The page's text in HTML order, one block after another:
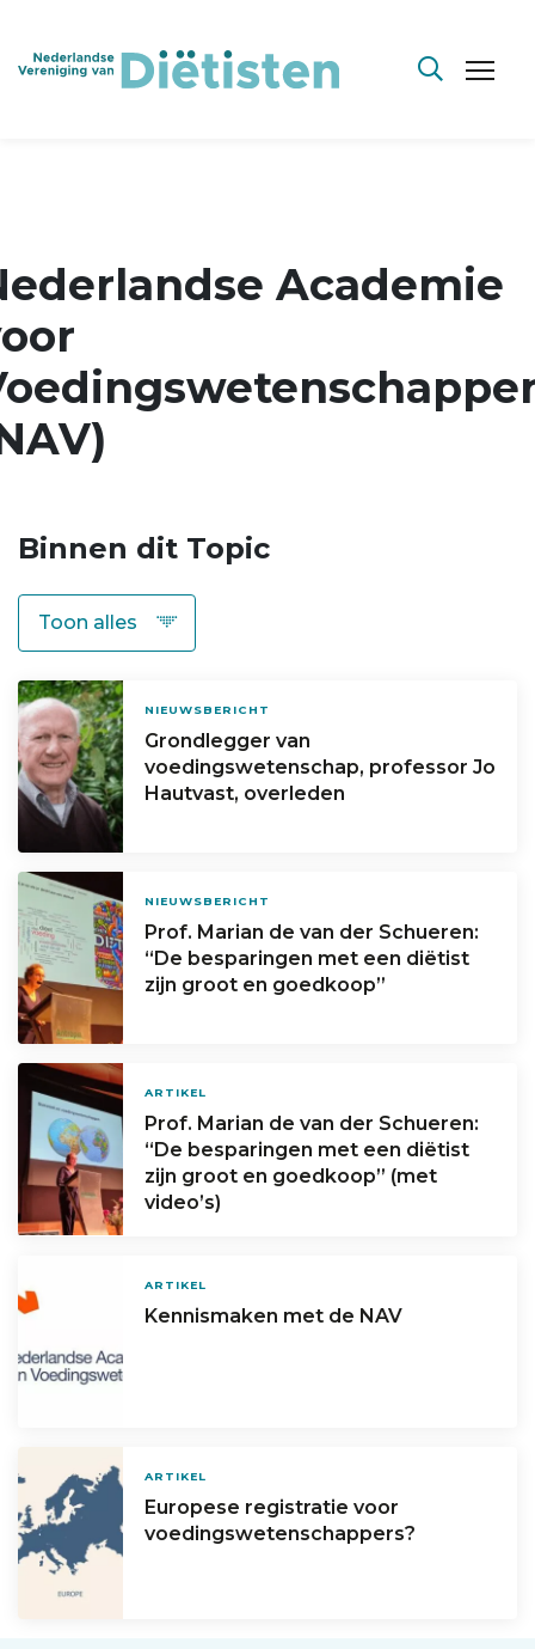
Academie
Binnen dit Topic
NIEUWSBERICHT
Grondlegger van
voedingswetenschap, professor Jo
Hautvast, overleden
NIEUWSBERICHT
Prof. Marian de van der Schueren:
“De besparingen met een diëtist
zijn groot en goedkoop”
ARTIKEL
Prof. Marian de van der Schueren:
“De besparingen met een diëtist
zijn groot en goedkoop” (met
video’s)
ARTIKEL
Kennismaken met de NAV
ARTIKEL
Europese registratie voor
voedingswetenschappers?